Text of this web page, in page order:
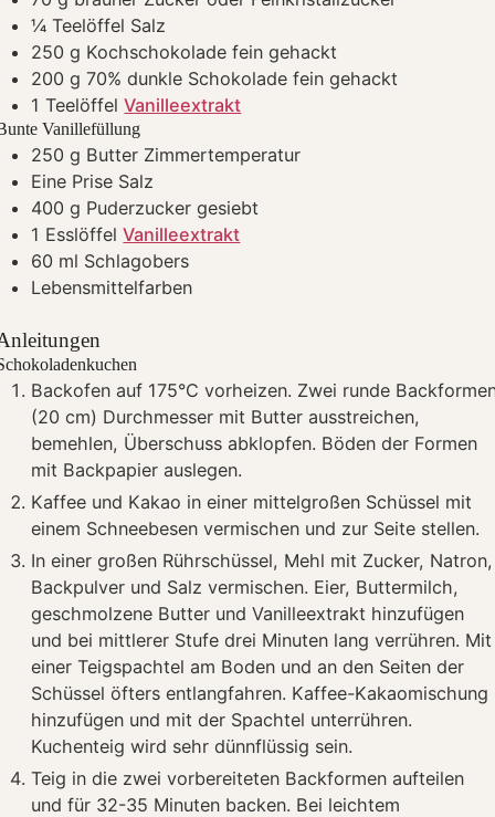
¼ Teelöffel Salz
250 g Kochschokolade fein gehackt
200 g 70% dunkle Schokolade fein gehackt
1 TeelöffelVanilleextrakt
Vanillefüllung
250 g Butter Zimmertemperatur
Eine Prise Salz
400 g Puderzucker gesiebt
1 EsslöffelVanilleextrakt
60 ml Schlagobers
Lebensmittelfarben
Backofen auf 175°C vorheizen. Zwei runde
(20 cm) Durchmesser mit Butter ausstreichen,
bemehlen, Überschuss abklopfen. Böden der Formen
mit Backpapier auslegen.
Kaffee und Kakao in einer mittelgroßen Schüssel mit
einem Schneebesen vermischen und zur Seite stellen.
In einer großen Rührschüssel, Mehl mit Zucker, Natron,
Backpulver und Salz vermischen. Eier, Buttermilch,
geschmolzene Butter und Vanilleextrakt hinzufügen
und bei mittlerer Stufe drei Minuten lang verrühren. Mit
einer Teigspachtel am Boden und an den Seiten der
Schüssel öfters entlangfahren. Kaffee-Kakaomischung
hinzufügen und mit der Spachtel unterrühren.
Kuchenteig wird sehr dünnflüssig sein.
Teig in die zwei vorbereiteten Backformen aufteilen
und für 32-35 Minuten backen. Bei leichtem